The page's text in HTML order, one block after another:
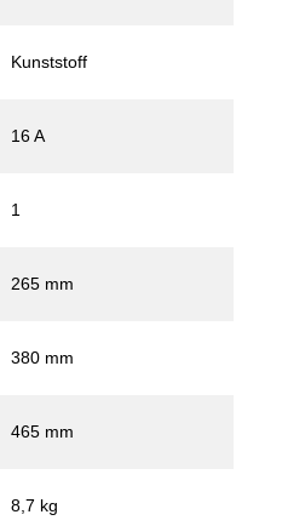
Kunststoff
16 A
1
265 mm
380 mm
465 mm
8,7 kg